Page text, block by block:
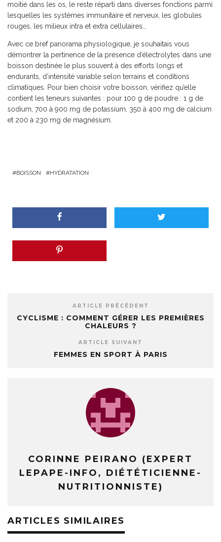
moitié dans les os, le reste réparti dans diverses fonctions parmi
lesquelles les systèmes immunitaire et nerveux, les globules
rouges, les milieux intra et extra cellulaires…
Avec ce bref panorama physiologique, je souhaitais vous
démontrer la pertinence de la présence d’électrolytes dans une
boisson destinée le plus souvent à des efforts longs et
endurants, d’intensité variable selon terrains et conditions
climatiques. Pour bien choisir votre boisson, vérifiez qu’elle
contient les teneurs suivantes : pour 100 g de poudre : 1 g de
sodium, 700 à 900 mg de potassium, 350 à 400 mg de calcium
et 200 à 230 mg de magnésium.
BOISSON HYDRATATION
ARTICLE PRÉCÉDENT
CYCLISME : COMMENT GÉRER LES PREMIÈRES
CHALEURS ?
ARTICLE SUIVANT
FEMMES EN SPORT À PARIS
CORINNE PEIRANO (EXPERT
LEPAPE-INFO, DIÉTÉTICIENNE-
NUTRITIONNISTE)
ARTICLES SIMILAIRES